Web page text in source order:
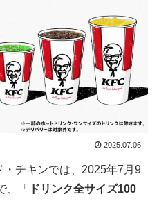
2025.07.06
・チキンでは、2025年7月9
、「
ドリンク全サイズ100